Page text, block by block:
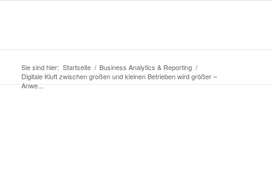
Sie sind hier: Startseite / Business Analytics & Reporting /
Digitale Kluft zwischen großen und kleinen Betrieben wird größer –
Anwe...